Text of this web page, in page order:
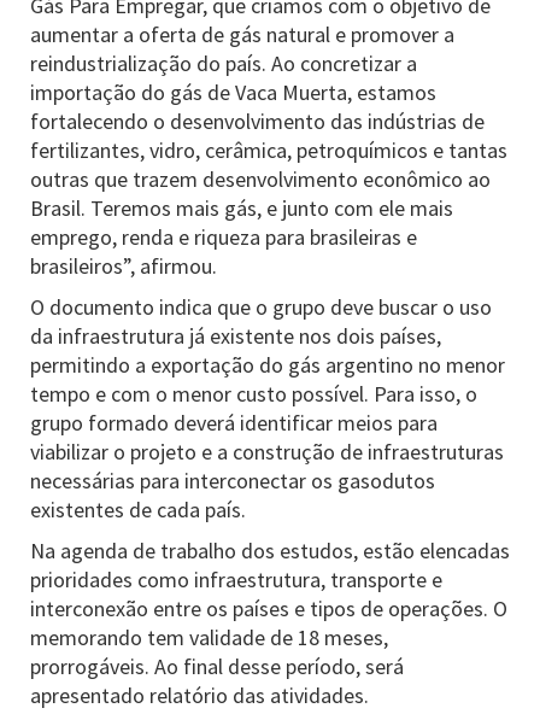
aumentar a oferta de gás natural e promover a
reindustrialização do país. Ao concretizar a
importação do gás de Vaca Muerta, estamos
fortalecendo o desenvolvimento das indústrias de
fertilizantes, vidro, cerâmica, petroquímicos e tantas
outras que trazem desenvolvimento econômico ao
Brasil. Teremos mais gás, e junto com ele mais
emprego, renda e riqueza para brasileiras e
brasileiros”, afirmou.
O documento indica que o grupo deve buscar o uso
da infraestrutura já existente nos dois países,
permitindo a exportação do gás argentino no menor
tempo e com o menor custo possível. Para isso, o
grupo formado deverá identificar meios para
viabilizar o projeto e a construção de infraestruturas
necessárias para interconectar os gasodutos
existentes de cada país.
Na agenda de trabalho dos estudos, estão elencadas
prioridades como infraestrutura, transporte e
interconexão entre os países e tipos de operações. O
memorando tem validade de 18 meses,
prorrogáveis. Ao final desse período, será
apresentado relatório das atividades.